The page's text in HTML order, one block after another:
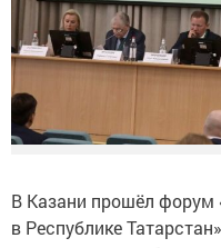
В Казани прошёл форум
в Республике